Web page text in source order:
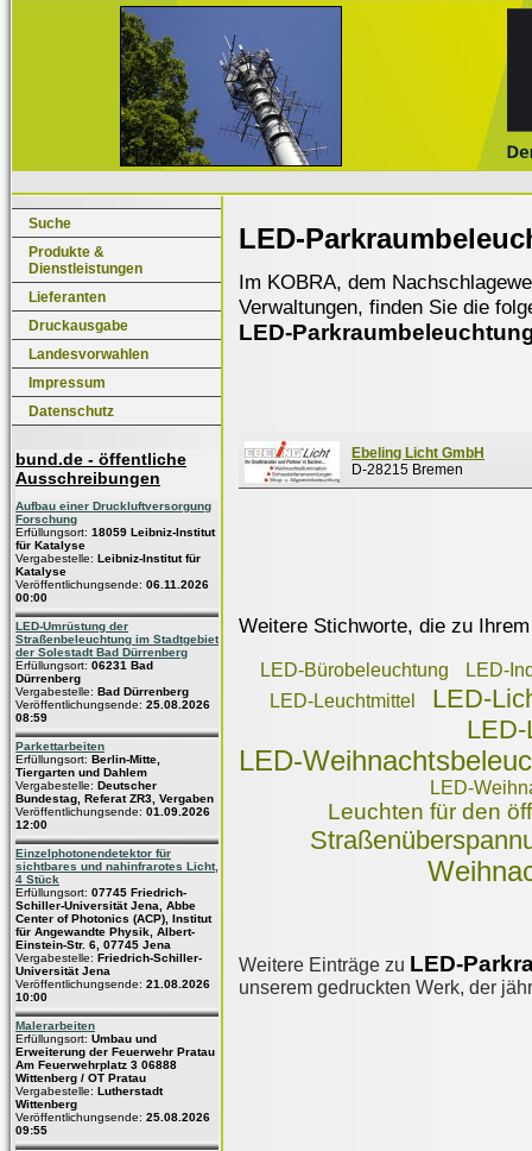
Suche
Produkte &
Dienstleistungen
Lieferanten
Druckausgabe
Landesvorwahlen
Impressum
Datenschutz
bund.de - öffentliche
Ausschreibungen
Aufbau einer Druckluftversorgung
Forschung
Erfüllungsort: 18059 Leibniz-Institut
für Katalyse
Vergabestelle: Leibniz-Institut für
Katalyse
Veröffentlichungsende: 06.11.2026
00:00
LED-Umrüstung der
Straßenbeleuchtung im Stadtgebiet
der Solestadt Bad Dürrenberg
Erfüllungsort: 06231 Bad
Dürrenberg
Vergabestelle: Bad Dürrenberg
Veröffentlichungsende: 25.08.2026
08:59
Parkettarbeiten
Erfüllungsort: Berlin-Mitte,
Tiergarten und Dahlem
Vergabestelle: Deutscher
Bundestag, Referat ZR3, Vergaben
Veröffentlichungsende: 01.09.2026
12:00
Einzelphotonendetektor für
sichtbares und nahinfrarotes Licht,
4 Stück
Erfüllungsort: 07745 Friedrich-
Schiller-Universität Jena, Abbe
Center of Photonics (ACP), Institut
für Angewandte Physik, Albert-
Einstein-Str. 6, 07745 Jena
Vergabestelle: Friedrich-Schiller-
Universität Jena
Veröffentlichungsende: 21.08.2026
10:00
Malerarbeiten
Erfüllungsort: Umbau und
Erweiterung der Feuerwehr Pratau
Am Feuerwehrplatz 3 06888
Wittenberg / OT Pratau
Vergabestelle: Lutherstadt
Wittenberg
Veröffentlichungsende: 25.08.2026
09:55
LED-
Im KOBRA, dem
Verwaltungen, finden Sie die
LED-
Ebeling Licht GmbH
D-28215 Bremen
Weitere Stichworte, die zu
LED-Bürobeleuchtung
LED-
LED-Leuchtmittel
LED-
LED-
LED-
Leuchten für den
Weitere Einträge zu LED-
unserem gedruckten Werk, der